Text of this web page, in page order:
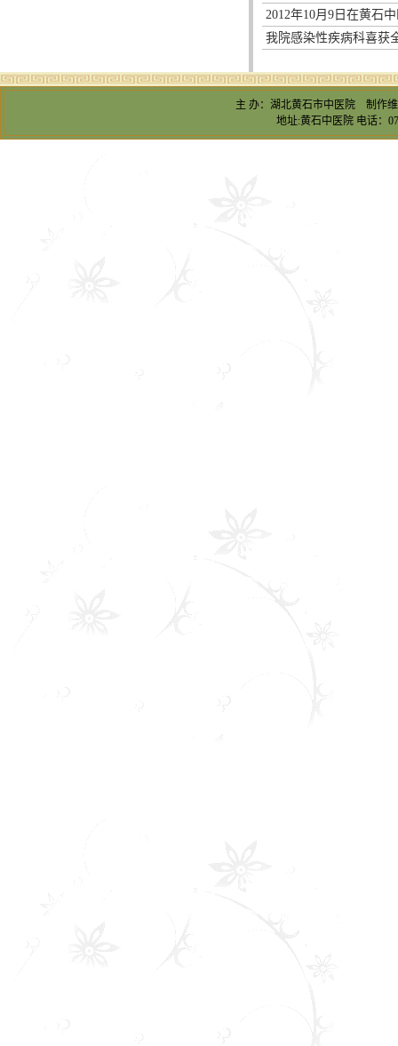
2012年10月9日在黄石
我院感染性疾病科喜获
主 办：湖北黄石市中医院 制作
地址:黄石中医院 电话：